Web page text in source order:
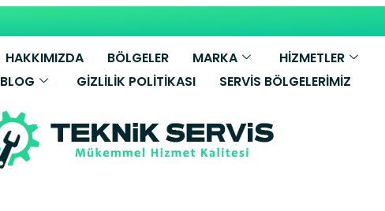
HAKKIMIZDA BÖLGELER MARKA HİZMETLER
BLOG
GIZLILIK POLITIKASI SERVIS BÖLGELERIMIZ